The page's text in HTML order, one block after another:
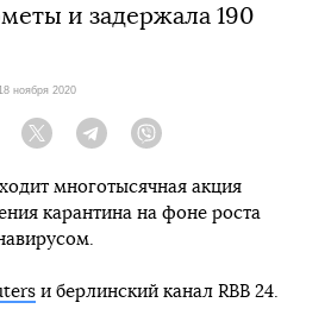
и задержала 190
ноября 2020
Facebook Twitter Telegram
многотысячная акция
карантина на фоне роста
и берлинский канал RBB 24.